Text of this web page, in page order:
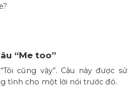
“Me too”
cũng vậy”. Câu này được sử
tình cho một lời nói trước đó.